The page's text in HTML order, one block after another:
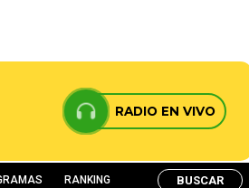
RADIO EN VIVO
RANKING BUSCAR